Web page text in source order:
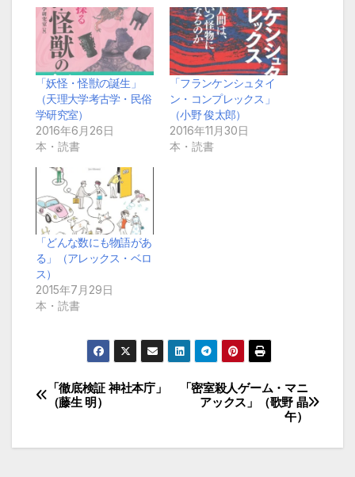
「妖怪・怪獣の誕生」
（天理大学考古学・民俗
学研究室）
2016年6月26日
本・読書
「フランケンシュタイ
ン・コンプレックス」
（小野 俊太郎）
2016年11月30日
本・読書
「どんな数にも物語があ
る」（アレックス・ベロ
ス）
2015年7月29日
本・読書
投
「密室殺人ゲーム・マニ
アックス」（歌野 晶
午）
「徹底検証 神社本庁」
（藤生 明）